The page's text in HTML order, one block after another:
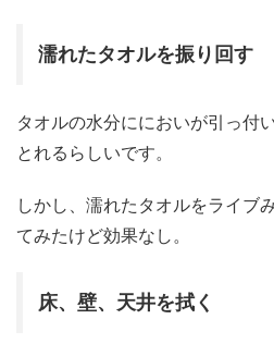
濡れたタオルを振り回す
タオルの水分ににおいが引っ付
とれるらしいです。
しかし、濡れたタオルをライブ
てみたけど効果なし。
床、壁、天井を拭く